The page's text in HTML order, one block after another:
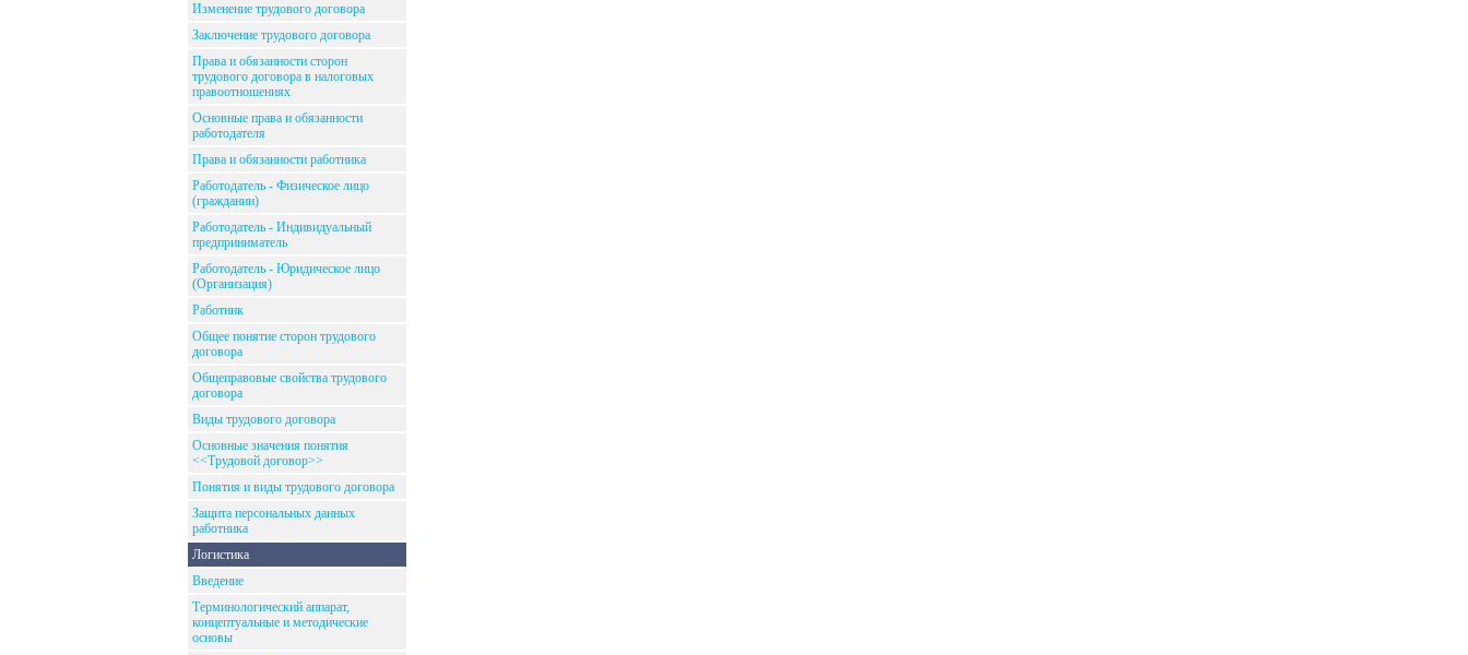
Изменение трудового договора
Заключение трудового договора
Права и обязанности сторон
трудового договора в налоговых
правоотношениях
Основные права и обязанности
работодателя
Права и обязанности работника
Работодатель - Физическое лицо
(гражданин)
Работодатель - Индивидуальный
предприниматель
Работодатель - Юридическое лицо
(Организация)
Работник
Общее понятие сторон трудового
договора
Общеправовые свойства трудового
договора
Виды трудового договора
Основные значения понятия
<<Трудовой договор>>
Понятия и виды трудового договора
Защита персональных данных
работника
Логистика
Введение
Терминологический аппарат,
концептуальные и методические
основы